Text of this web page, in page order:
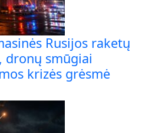
Rusijos raketų
dronų smūgiai
krizės grėsmė